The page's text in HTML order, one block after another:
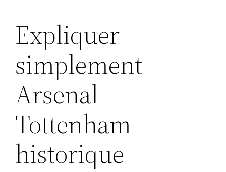
Expliquer
simplement
Arsenal
Tottenham
historique